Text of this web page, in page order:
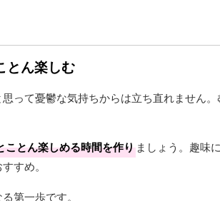
とん楽しむ
って憂鬱な気持ちからは立ち直れません
ことん楽しめる時間を作り ましょう。趣味
すめ。
第一歩です。